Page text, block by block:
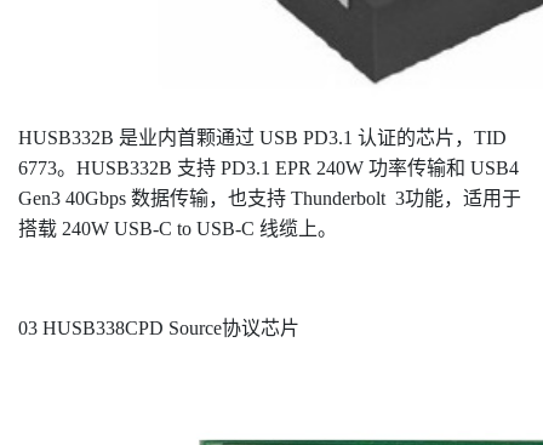
HUSB332B 是业内首颗通过 USB PD3.1 认证的芯片，TID
6773。HUSB332B 支持 PD3.1 EPR 240W 功率传输和 USB4
Gen3 40Gbps 数据传输，也支持 Thunderbolt 3功能，适用于
搭载 240W USB-C to USB-C 线缆上。
03 HUSB338CPD Source协议芯片